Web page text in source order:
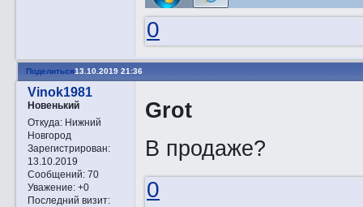
0
Поделиться13.10.2019 21:36
Vinok1981
Новенький
Откуда:Нижний
Новгород
Зарегистрирован:
13.10.2019
Сообщений:70
Уважение: +0
Последний визит:
Grot
В продаже?
0